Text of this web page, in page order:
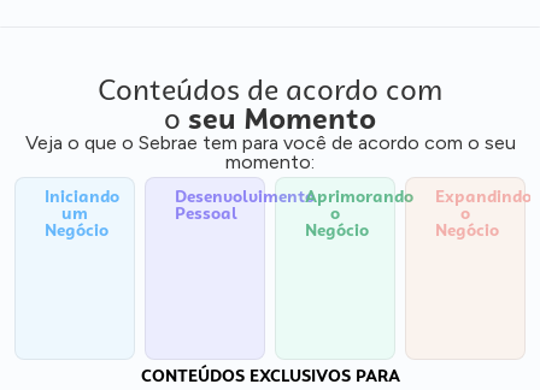
Conteúdos de acordo com
o seu Momento
Veja o que o Sebrae tem para você de acordo com o seu
momento:
Iniciando
um
Negócio
Desenvolvimento
Pessoal
Aprimorando
o
Negócio
Expandindo
o
Negócio
CONTEÚDOS EXCLUSIVOS PARA